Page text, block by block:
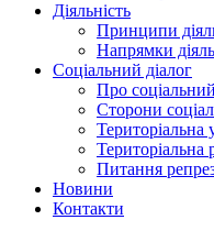
Діяльність
Принципи
Напрямки
Соціальний діалог
Про
Сторони
Територіальна
Територіальна
Питання
Новини
Контакти